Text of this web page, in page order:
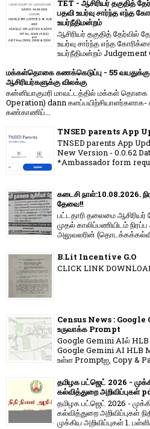
TET - ஆசிரியர் தகுதித்
பதவி உயர்வு சார்ந்த எந்த
உயர்நீதிமன்றம்
ஆசிரியர் தகுதித் தேர்வில்
உயர்வு சார்ந்த எந்த
உயர்நீதிமன்றம் Judgement
மக்கள்தொகை கணக்கெடுப்பு - 55 வயதுக்கு
ஆசிரியர்களுக்கு விலக்கு
கன்னியாகுமரி மாவட்டத்தில் மக்கள் தொகை
Operation) dann
கண்காணிப்...
TNSED parents App
TNSED parents App
New Version - 0.0.62
*Ambassador form
கடைசி நாள்:10.08.2026.
தேவை!!
பட்டதாரி தலைமை ஆசிரியர்
முதல் காலிப்பணியிடம்
அலுவலரின்
B.Lit Incentive G.O
CLICK LINK
Census News :
உருவாக்க Prompt
Google Gemini AIல்
Google Gemini AI HLB
உள்ள Promptஐ, Copy &
தமிழக பட்ஜெட் 2026 -
கல்வித்துறை அறிவிப்புகள்
தமிழக பட்ஜெட் 2026 -
கல்வித்துறை அறிவிப்புகள்
முக்கிய அறிவிப்புகள் 1.